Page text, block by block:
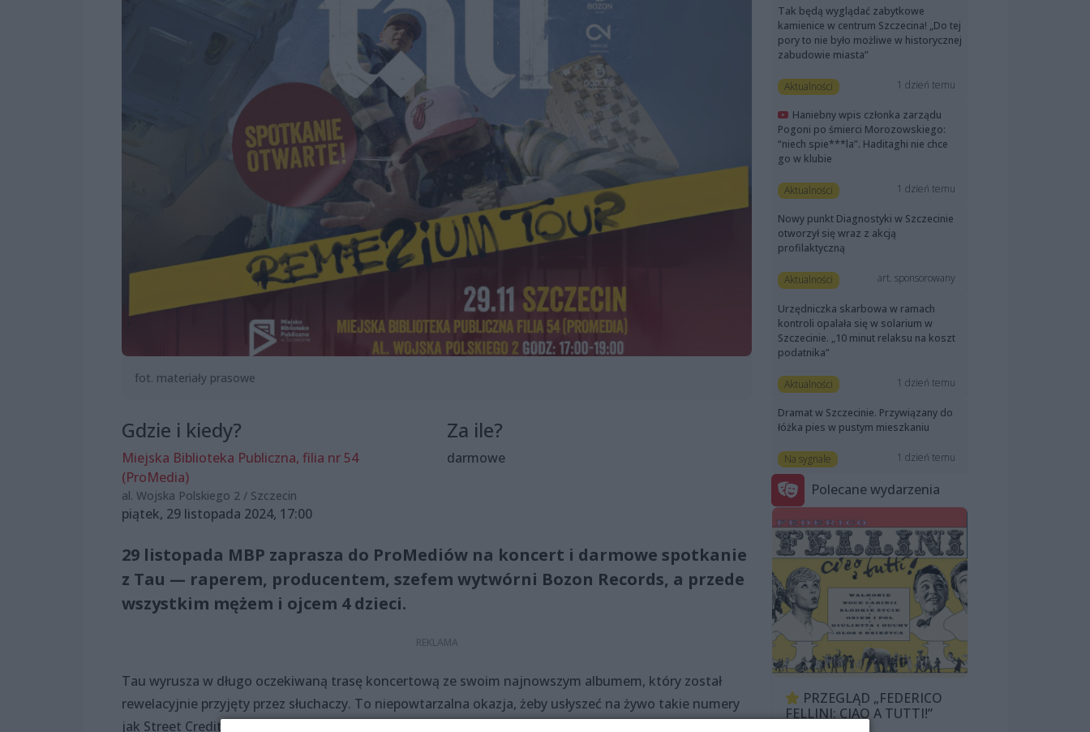
fot. materiały prasowe
Gdzie i kiedy?
Miejska Biblioteka Publiczna, filia nr 54
(ProMedia)
al. Wojska Polskiego 2 / Szczecin
piątek, 29 listopada 2024, 17:00
Za ile?
darmowe
29 listopada MBP zaprasza do ProMediów na koncert i darmowe spotkanie
z Tau — raperem, producentem, szefem wytwórni Bozon Records, a przede
wszystkim mężem i ojcem 4 dzieci.
Tau wyrusza w długo oczekiwaną trasę koncertową ze swoim najnowszym albumem, który został
rewelacyjnie przyjęty przez słuchaczy. To niepowtarzalna okazja, żeby usłyszeć na żywo takie numery
jak Street Credit, Grawitacja, Boom Bap, Pax i wiele innych kawałków z płyty. A to wszystko na
Tak będą wyglądać zabytkowe
kamienice w centrum Szczecina! „Do tej
pory to nie było możliwe w historycznej
zabudowie miasta”
Aktualności 1 dzień temu
Haniebny wpis członka zarządu
Pogoni po śmierci Morozowskiego:
“niech spie***la”. Haditaghi nie chce
go w klubie
Aktualności 1 dzień temu
Nowy punkt Diagnostyki w Szczecinie
otworzył się wraz z akcją
profilaktyczną
Aktualności art. sponsorowany
Urzędniczka skarbowa w ramach
kontroli opalała się w solarium w
Szczecinie. „10 minut relaksu na koszt
podatnika”
Aktualności 1 dzień temu
Dramat w Szczecinie. Przywiązany do
łóżka pies w pustym mieszkaniu
Na sygnale 1 dzień temu
Polecane wydarzenia
PRZEGLĄD „FEDERICO
FELLINI: CIAO A TUTTI!”